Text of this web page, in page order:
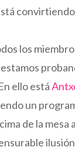
los
ello está
un
de la